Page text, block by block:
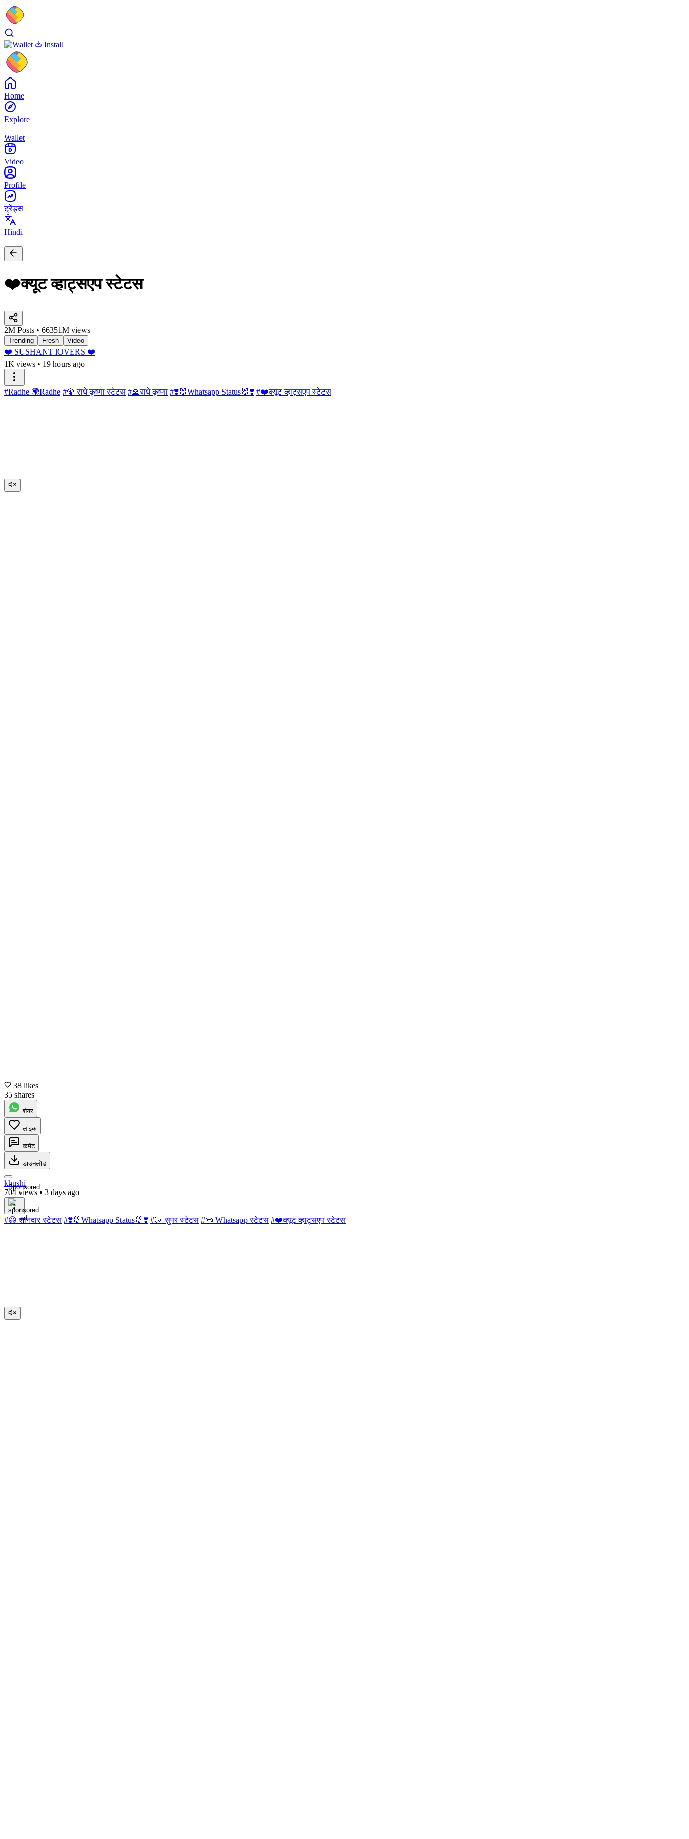
Install
Home
Explore
Wallet
Video
Profile
ट्रेंड्स
Hindi
❤️क्यूट व्हाट्सएप स्टेटस
2M Posts • 66351M views
Trending Fresh Video
❤️ SUSHANT lOVERS ❤️
1K views • 19 hours ago
#Radhe 🌍Radhe #🦚 राधे कृष्णा स्टेटस #🙏राधे कृष्णा #❣️🐰Whatsapp Status🐰❣️ #❤️क्यूट व्हाट्सएप स्टेटस
38 likes
35 shares
शेयर
लाइक
कमेंट
डाउनलोड
Sponsored
khushi
704 views • 3 days ago
#😃 शानदार स्टेटस #❣️🐰Whatsapp Status🐰❣️ #🤟 सुपर स्टेटस #📜 Whatsapp स्टेटस #❤️क्यूट व्हाट्सएप स्टेटस